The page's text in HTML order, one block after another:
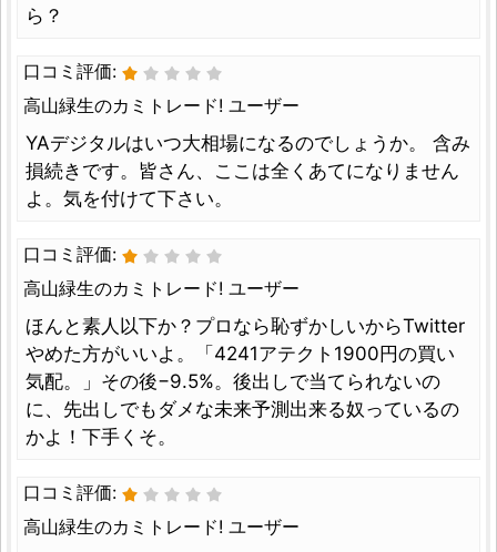
ら？
口コミ評価:
高山緑生のカミトレード! ユーザー
YAデジタルはいつ大相場になるのでしょうか。 含み
損続きです。皆さん、ここは全くあてになりません
よ。気を付けて下さい。
口コミ評価:
高山緑生のカミトレード! ユーザー
ほんと素人以下か？プロなら恥ずかしいからTwitter
やめた方がいいよ。「4241アテクト1900円の買い
気配。」その後−9.5%。後出しで当てられないの
に、先出しでもダメな未来予測出来る奴っているの
かよ！下手くそ。
口コミ評価:
高山緑生のカミトレード! ユーザー